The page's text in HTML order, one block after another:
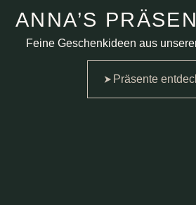
ANNA’S
Feine Geschenkideen aus
Präsente